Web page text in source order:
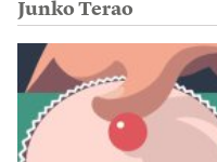
Junko Terao